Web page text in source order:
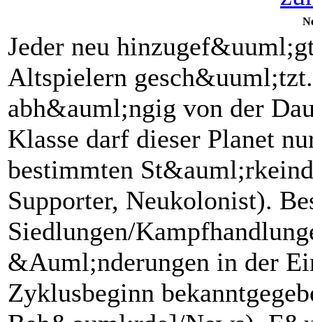
Jeder neu
Altspielern
abh&auml;ngig von der
Klasse darf dieser Planet
bestimmten
Supporter, Neukolonist).
Siedlungen/
&Auml;nderungen in der
Zyklusbeginn